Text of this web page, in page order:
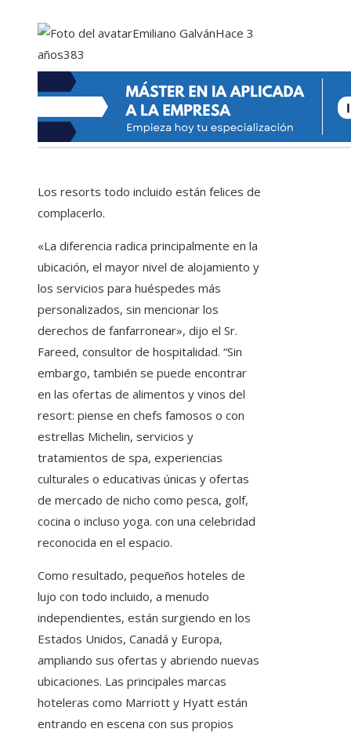
Emiliano GalvánHace 3
años383
Los resorts todo incluido están felices de
complacerlo.
«La diferencia radica principalmente en la
ubicación, el mayor nivel de alojamiento y
los servicios para huéspedes más
personalizados, sin mencionar los
derechos de fanfarronear», dijo el Sr.
Fareed, consultor de hospitalidad. “Sin
embargo, también se puede encontrar
en las ofertas de alimentos y vinos del
resort: piense en chefs famosos o con
estrellas Michelin, servicios y
tratamientos de spa, experiencias
culturales o educativas únicas y ofertas
de mercado de nicho como pesca, golf,
cocina o incluso yoga. con una celebridad
reconocida en el espacio.
Como resultado, pequeños hoteles de
lujo con todo incluido, a menudo
independientes, están surgiendo en los
Estados Unidos, Canadá y Europa,
ampliando sus ofertas y abriendo nuevas
ubicaciones. Las principales marcas
hoteleras como Marriott y Hyatt están
entrando en escena con sus propios